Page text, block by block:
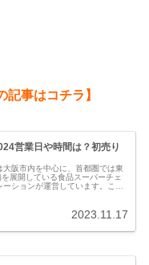
記事はコチラ】
営業日や時間は？初売り
大阪市内を中心に、首都圏では東
展開している食品スーパーチェ
ションが運営しています。この
2023.11.17